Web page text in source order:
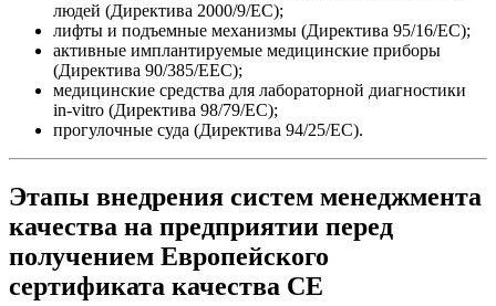
людей (Директива 2000/9/EC);
лифты и подъемные механизмы (Директива 95/16/ЕС);
активные имплантируемые медицинские приборы
(Директива 90/385/ЕЕС);
медицинские средства для лабораторной диагностики
in-vitro (Директива 98/79/EC);
прогулочные суда (Директива 94/25/ЕС).
Этапы внедрения систем менеджмента
качества на предприятии перед
получением Европейского
сертификата качества СЕ